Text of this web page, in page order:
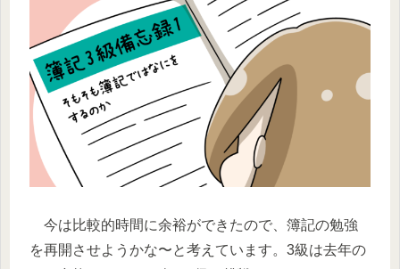
今は比較的時間に余裕ができたので、簿記の勉強
を再開させようかな〜と考えています。3級は去年の